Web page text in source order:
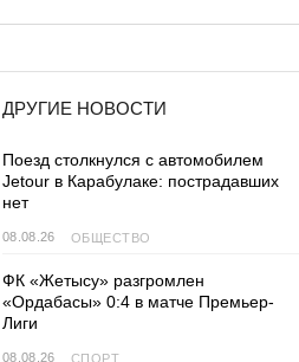
ДРУГИЕ НОВОСТИ
Поезд столкнулся с автомобилем
Jetour в Карабулаке: пострадавших
нет
08.08.26 ОБЩЕСТВО
ФК «Жетысу» разгромлен
«Ордабасы» 0:4 в матче Премьер-
Лиги
08.08.26 СПОРТ